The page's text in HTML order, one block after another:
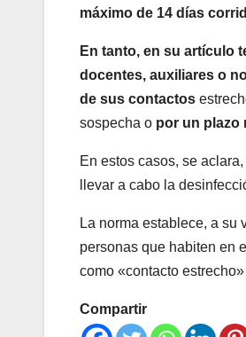
máximo de 14 días
En tanto, en su artículo
docentes, auxiliares o
de sus contactos
sospecha o por un plazo
En estos casos, se
llevar a cabo la
La norma establece, a
personas que habiten en
como «contacto
Compartir